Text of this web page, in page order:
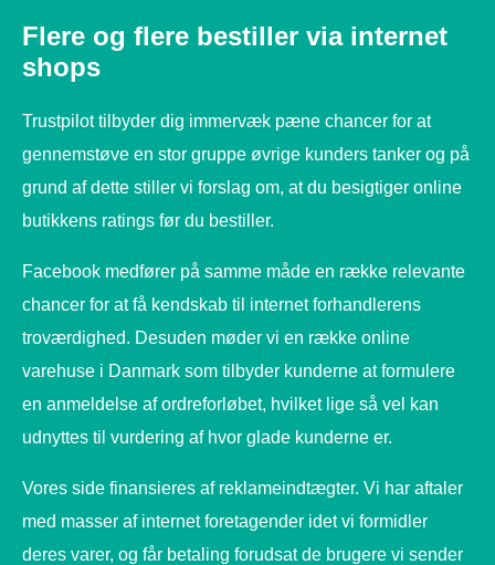
Flere og flere bestiller via internet
shops
Trustpilot tilbyder dig immervæk pæne chancer for at
gennemstøve en stor gruppe øvrige kunders tanker og på
grund af dette stiller vi forslag om, at du besigtiger online
butikkens ratings før du bestiller.
Facebook medfører på samme måde en række relevante
chancer for at få kendskab til internet forhandlerens
troværdighed. Desuden møder vi en række online
varehuse i Danmark som tilbyder kunderne at formulere
en anmeldelse af ordreforløbet, hvilket lige så vel kan
udnyttes til vurdering af hvor glade kunderne er.
Vores side finansieres af reklameindtægter. Vi har aftaler
med masser af internet foretagender idet vi formidler
deres varer, og får betaling forudsat de brugere vi sender